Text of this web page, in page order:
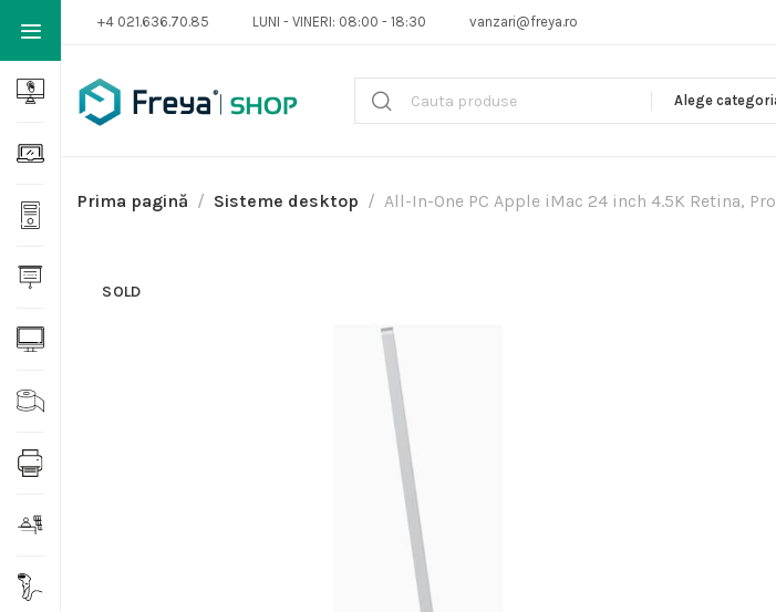
+4 021.636.70.85 LUNI - VINERI: 08:00 - 18:30 vanzari@freya.ro
Alege
Prima pagină Sisteme desktop All-In-One PC Apple iMac 24 inch 4.5K Retina,
SOLD